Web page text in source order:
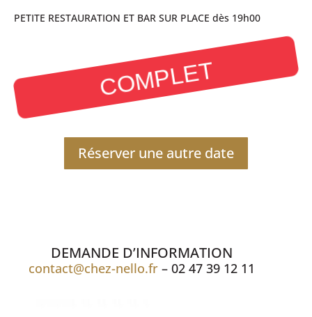
PETITE RESTAURATION ET BAR SUR PLACE dès 19h00
COMPLET
Réserver une autre date
DEMANDE D’INFORMATION
contact@chez-nello.fr – 02 47 39 12 11